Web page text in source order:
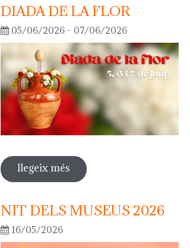
DIADA DE LA FLOR
05/06/2026 - 07/06/2026
llegeix més sobre diada de la flor
NIT DELS MUSEUS 2026
16/05/2026